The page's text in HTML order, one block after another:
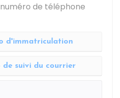
de téléphone
d'immatriculation
de suivi du courrier